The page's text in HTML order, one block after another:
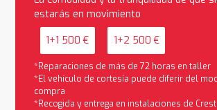
estarás en movimiento
1+1 500 € 1+2 500 €
*Reparaciones de más de 72 horas en taller
*El vehículo de cortesía puede diferir del
compra
*Recogida y entrega en instalaciones de